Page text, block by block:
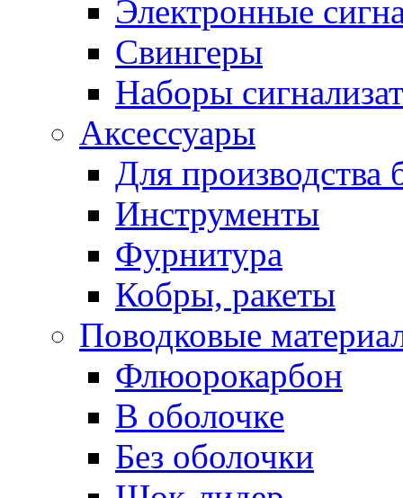
Электронные
Свингеры
Наборы
Аксессуары
Для производства
Инструменты
Фурнитура
Кобры, ракеты
Поводковые
Флюорокарбон
В оболочке
Без оболочки